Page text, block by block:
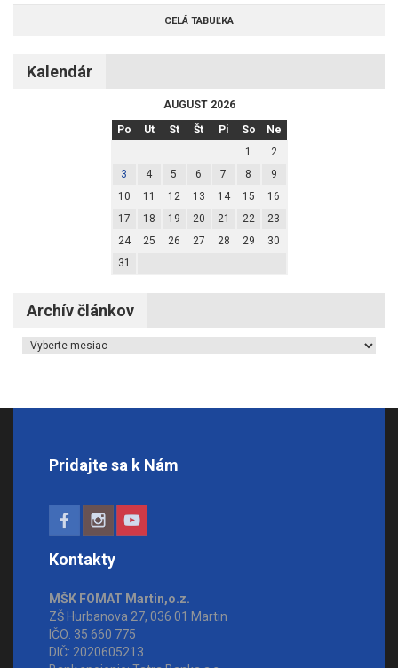
CELÁ TABUĽKA
Kalendár
AUGUST 2026
Po
Ut St Št Pi So
Ne
1
2
3
4 5 6 7 8
9
10
11 12 13 14 15
16
17
18 19 20 21 22
23
24
25 26 27 28 29
30
31
Archív článkov
Archív článkov
Pridajte sa k Nám
Kontakty
MŠK FOMAT Martin,o.z.
ZŠ Hurbanova 27, 036 01 Martin
IČO: 35 660 775
DIČ: 2020605213